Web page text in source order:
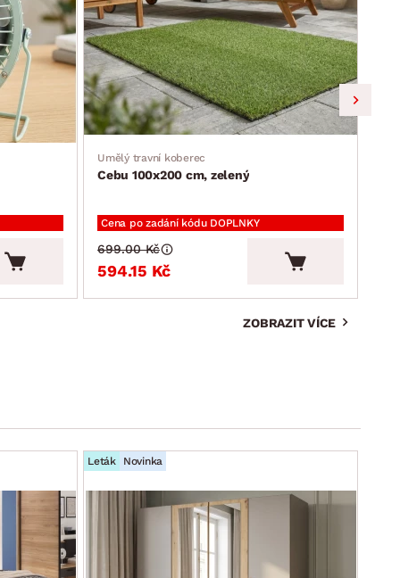
Umělý travní koberec
Cebu 100x200 cm, zelený
Cena po zadání kódu DOPLNKY
594.15 Kč
699.00 Kč
ZOBRAZIT VÍCE
Leták Novinka